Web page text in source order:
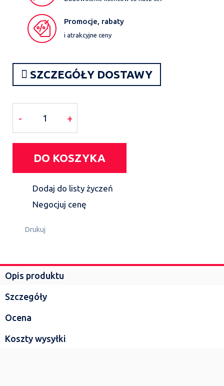
Promocje, rabaty
i atrakcyjne ceny
SZCZEGÓŁY DOSTAWY
- +
DO KOSZYKA
Dodaj do listy życzeń
Negocjuj cenę
Drukuj
Opis produktu
Szczegóły
Ocena
Koszty wysyłki